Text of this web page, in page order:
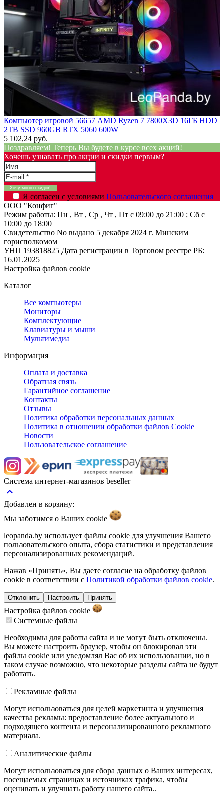
Компьютер игровой 56657 AMD Ryzen 7 7800X3D 16ГБ HDD
2TB SSD 960GB RTX 5060 600W
5 102,24 руб.
Поздравляем! Теперь Вы будете в курсе всех акций!
Хочешь узнавать про акции и скидки первым?
Я согласен с условиями Пользовательского соглашения
ООО "Конфиг"
Режим работы: Пн , Вт , Ср , Чт , Пт c 09:00 до 21:00 ; Сб c
10:00 до 18:00
Свидетельство No выдано 5 декабря 2024 г. Минским
горисполкомом
УНП 193818825 Дата регистрации в Торговом реестре РБ:
16.01.2025
Настройка файлов cookie
Каталог
Все компьютеры
Мониторы
Комплектующие
Клавиатуры и мыши
Мультимедиа
Информация
Оплата и доставка
Обратная связь
Гарантийное соглашение
Контакты
Отзывы
Политика обработки персональных данных
Политика в отношении обработки файлов Cookie
Новости
Пользовательское соглашение
Система интернет-магазинов beseller
keyboard_arrow_up
Добавлен в корзину:
Мы заботимся о Ваших cookie
leopanda.by использует файлы cookie для улучшения Вашего
пользовательского опыта, сбора статистики и представления
персонализированных рекомендаций.
Нажав «Принять», Вы даете согласие на обработку файлов
cookie в соответствии с Политикой обработки файлов cookie.
Отклонить Настроить Принять
Настройка файлов cookie
Системные файлы
Необходимы для работы сайта и не могут быть отключены.
Вы можете настроить браузер, чтобы он блокировал эти
файлы cookie или уведомлял Вас об их использовании, но в
таком случае возможно, что некоторые разделы сайта не будут
работать.
Рекламные файлы
Могут использоваться для целей маркетинга и улучшения
качества рекламы: предоставление более актуального и
подходящего контента и персонализированного рекламного
материала.
Аналитические файлы
Могут использоваться для сбора данных о Ваших интересах,
посещаемых страницах и источниках трафика, чтобы
оценивать и улучшать работу нашего сайта..